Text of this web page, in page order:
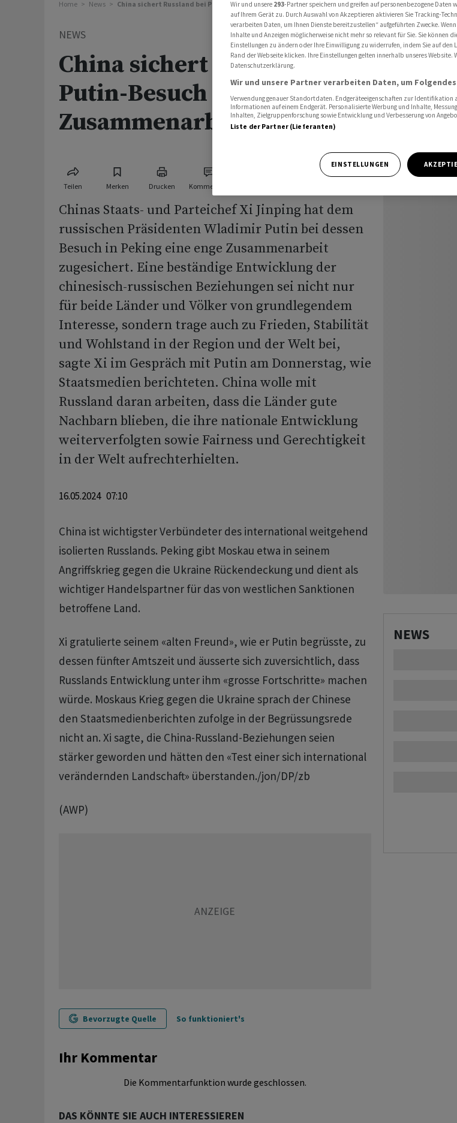
Home News China sichert Russland bei Putin-Besuch Zusammenarbeit zu
NEWS
China sichert Russland bei
Putin-Besuch
Zusammenarbeit zu
Teilen Merken Drucken Kommentare
Chinas Staats- und Parteichef Xi Jinping hat dem
russischen Präsidenten Wladimir Putin bei dessen
Besuch in Peking eine enge Zusammenarbeit
zugesichert. Eine beständige Entwicklung der
chinesisch-russischen Beziehungen sei nicht nur
für beide Länder und Völker von grundlegendem
Interesse, sondern trage auch zu Frieden, Stabilität
und Wohlstand in der Region und der Welt bei,
sagte Xi im Gespräch mit Putin am Donnerstag, wie
Staatsmedien berichteten. China wolle mit
Russland daran arbeiten, dass die Länder gute
Nachbarn blieben, die ihre nationale Entwicklung
weiterverfolgten sowie Fairness und Gerechtigkeit
in der Welt aufrechterhielten.
16.05.2024 07:10
China ist wichtigster Verbündeter des international weitgehend
isolierten Russlands. Peking gibt Moskau etwa in seinem
Angriffskrieg gegen die Ukraine Rückendeckung und dient als
wichtiger Handelspartner für das von westlichen Sanktionen
betroffene Land.
Xi gratulierte seinem «alten Freund», wie er Putin begrüsste, zu
dessen fünfter Amtszeit und äusserte sich zuversichtlich, dass
Russlands Entwicklung unter ihm «grosse Fortschritte» machen
würde. Moskaus Krieg gegen die Ukraine sprach der Chinese
den Staatsmedienberichten zufolge in der Begrüssungsrede
nicht an. Xi sagte, die China-Russland-Beziehungen seien
stärker geworden und hätten den «Test einer sich international
verändernden Landschaft» überstanden./jon/DP/zb
(AWP)
Bevorzugte Quelle So funktioniert's
Ihr Kommentar
Die Kommentarfunktion wurde geschlossen.
DAS KÖNNTE SIE AUCH INTERESSIEREN
NEWS
Wir und unsere 293-Partner speichern und greifen auf personenbezogene Daten
auf Ihrem Gerät zu. Durch Auswahl von Akzeptieren aktivieren Sie Tracking-
verarbeiten Daten, um Ihnen Dienste bereitzustellen“ aufgeführten Zwecke.
Inhalte und Anzeigen möglicherweise nicht mehr so relevant für Sie. Sie können
Einstellungen zu ändern oder Ihre Einwilligung zu widerrufen, indem Sie auf den
Rand der Webseite klicken. Ihre Einstellungen gelten innerhalb unseres Website.
Datenschutzerklärung.
Wir und unsere Partner verarbeiten Daten, um
Verwendung genauer Standortdaten. Endgeräteeigenschaften zur Identifikation
Informationen auf einem Endgerät. Personalisierte Werbung und Inhalte,
Inhalten, Zielgruppenforschung sowie Entwicklung und Verbesserung von
Liste der Partner (Lieferanten)
EINSTELLUNGEN